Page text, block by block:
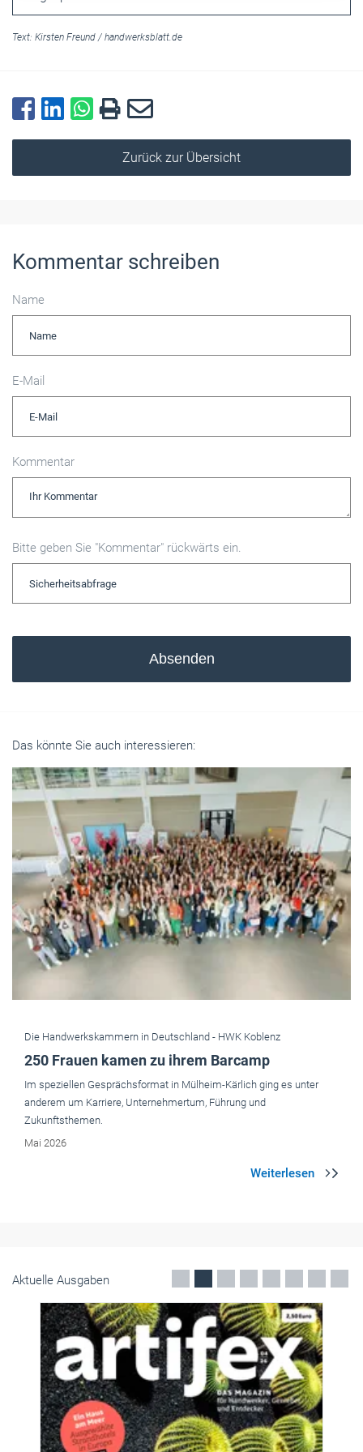
Text: Kirsten Freund / handwerksblatt.de
Zurück zur Übersicht
Kommentar schreiben
Name
E-Mail
Kommentar
Bitte geben Sie "Kommentar" rückwärts ein.
Absenden
Das könnte Sie auch interessieren:
Die Handwerkskammern in Deutschland - HWK Koblenz
250 Frauen kamen zu ihrem Barcamp
Im speziellen Gesprächsformat in Mülheim-Kärlich ging es unter
anderem um Karriere, Unternehmertum, Führung und
Zukunftsthemen.
Mai 2026
Aktuelle Ausgaben